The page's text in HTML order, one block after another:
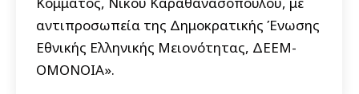
αντιπροσωπεία της Δημοκρατικής Ένωσης
Εθνικής Ελληνικής Μειονότητας, ΔΕΕΜ-
ΟΜΟΝΟΙΑ».